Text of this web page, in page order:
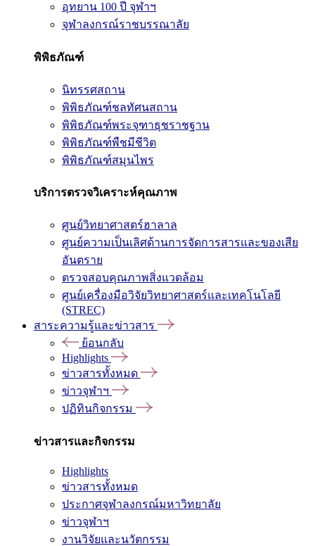
อุทยาน 100 ปี จุฬาฯ
จุฬาลงกรณ์ราชบรรณาลัย
พิพิธภัณฑ์
นิทรรศสถาน
พิพิธภัณฑ์ชลทัศนสถาน
พิพิธภัณฑ์พระจุฑาธุชราชฐาน
พิพิธภัณฑ์พืชมีชีวิต
พิพิธภัณฑ์สมุนไพร
บริการตรวจวิเคราะห์คุณภาพ
ศูนย์วิทยาศาสตร์ฮาลาล
ศูนย์ความเป็นเลิศด้านการจัดการสารและของเสีย
อันตราย
ตรวจสอบคุณภาพสิ่งแวดล้อม
ศูนย์เครื่องมือวิจัยวิทยาศาสตร์และเทคโนโลยี
(STREC)
สาระความรู้และข่าวสาร
ย้อนกลับ
Highlights
ข่าวสารทั้งหมด
ข่าวจุฬาฯ
ปฏิทินกิจกรรม
ข่าวสารและกิจกรรม
Highlights
ข่าวสารทั้งหมด
ประกาศจุฬาลงกรณ์มหาวิทยาลัย
ข่าวจุฬาฯ
งานวิจัยและนวัตกรรม